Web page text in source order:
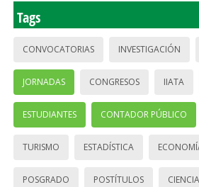
Tags
CONVOCATORIAS INVESTIGACIÓN
JORNADAS CONGRESOS IIATA
ESTUDIANTES CONTADOR PÚBLICO
TURISMO ESTADÍSTICA
POSGRADO POSTÍTULOS